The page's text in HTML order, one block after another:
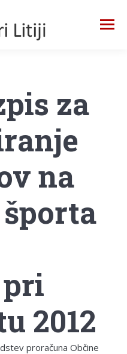
za
na
2012
proračuna Občine